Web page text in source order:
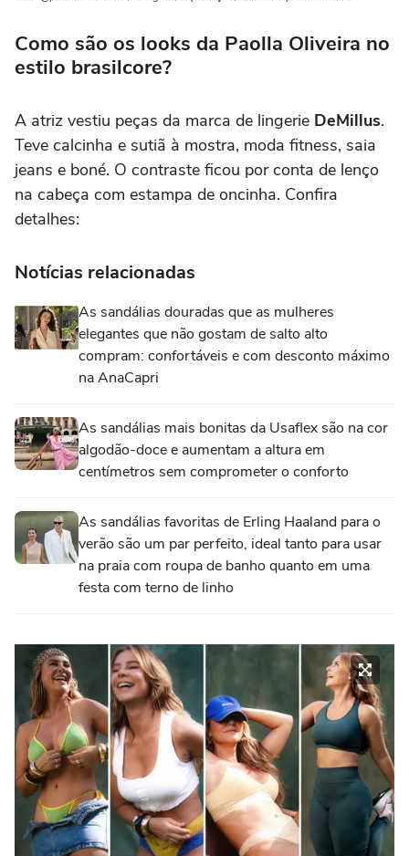
Como são os looks da Paolla Oliveira no
estilo brasilcore?
A atriz vestiu peças da marca de lingerie DeMillus.
Teve calcinha e sutiã à mostra, moda fitness, saia
jeans e boné. O contraste ficou por conta de lenço
na cabeça com estampa de oncinha. Confira
detalhes:
Notícias relacionadas
As sandálias douradas que as mulheres
elegantes que não gostam de salto alto
compram: confortáveis e com desconto máximo
na AnaCapri
As sandálias mais bonitas da Usaflex são na cor
algodão-doce e aumentam a altura em
centímetros sem comprometer o conforto
As sandálias favoritas de Erling Haaland para o
verão são um par perfeito, ideal tanto para usar
na praia com roupa de banho quanto em uma
festa com terno de linho